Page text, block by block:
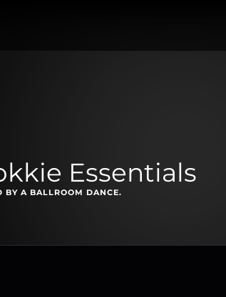
Essentials
BY A BALLROOM DANCE.